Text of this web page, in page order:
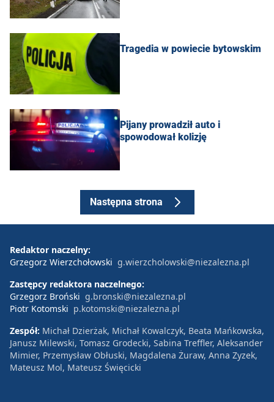
Tragedia w powiecie bytowskim
Pijany prowadził auto i
spowodował kolizję
Następna strona
Redaktor naczelny:
Grzegorz Wierzchołowski g.wierzcholowski@niezalezna.pl
Zastępcy redaktora naczelnego:
Grzegorz Broński g.bronski@niezalezna.pl
Piotr Kotomski p.kotomski@niezalezna.pl
Zespół: Michał Dzierżak, Michał Kowalczyk, Beata Mańkowska,
Janusz Milewski, Tomasz Grodecki, Sabina Treffler, Aleksander
Mimier, Przemysław Obłuski, Magdalena Żuraw, Anna Zyzek,
Mateusz Mol, Mateusz Święcicki